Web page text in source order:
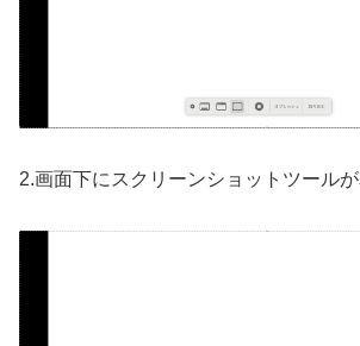
2.画面下にスクリーンショットツール